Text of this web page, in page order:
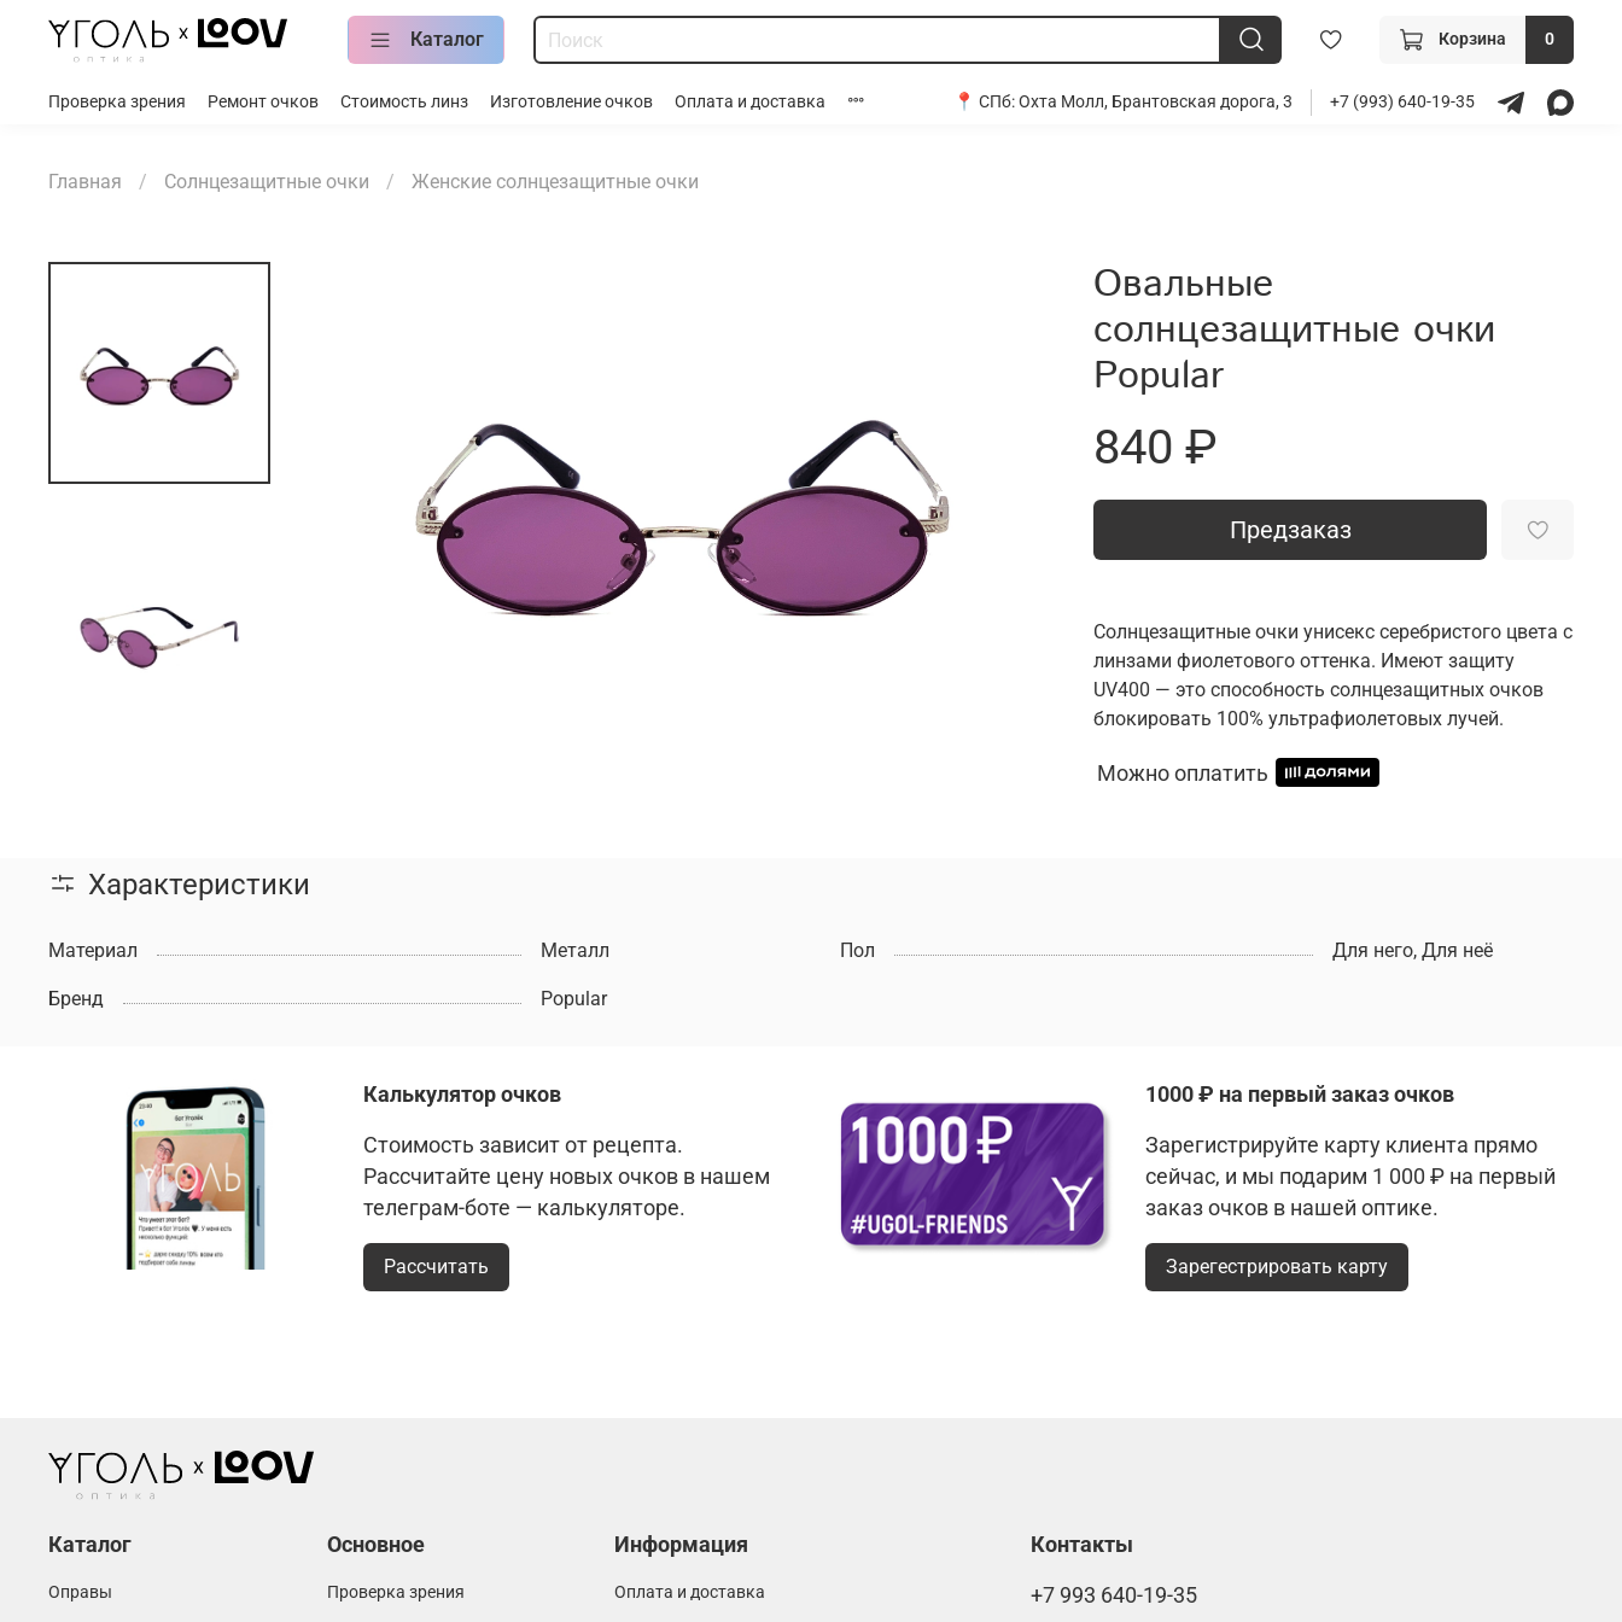
Каталог Корзина 0
Проверка зрения Ремонт очков Стоимость линз Изготовление очков Оплата и доставка 📍 СПб:Охта Молл, Брантовская дорога, 3 +7 (993) 640-19-35
Главная Солнцезащитные очки Женские солнцезащитные очки
Овальные
солнцезащитные очки
Popular
840 ₽
Предзаказ
Солнцезащитные очки унисекс серебристого цвета с
линзами фиолетового оттенка. Имеют защиту
UV400 — это способность солнцезащитных очков
блокировать 100% ультрафиолетовых лучей.
Можно оплатить
Характеристики
Материал Металл Пол Для него, Для неё
Бренд Popular
Калькулятор очков
Стоимость зависит от рецепта.
Рассчитайте цену новых очков в нашем
телеграм-боте — калькуляторе.
Рассчитать
1000 ₽ на первый заказ очков
Зарегистрируйте карту клиента прямо
сейчас, и мы подарим 1 000 ₽ на первый
заказ очков в нашей оптике.
Зарегестрировать карту
Каталог
Оправы
Основное
Проверка зрения
Информация
Оплата и доставка
Контакты
+7 993 640-19-35